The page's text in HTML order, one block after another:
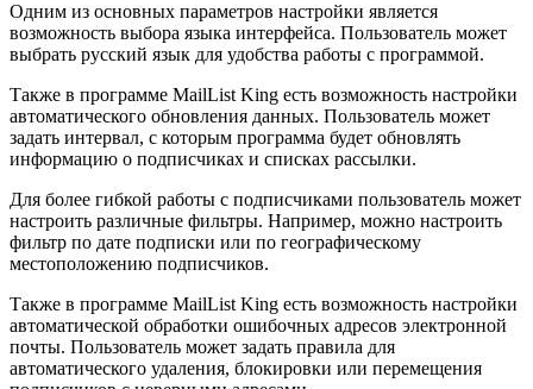
Одним из основных параметров настройки является
возможность выбора языка интерфейса. Пользователь может
выбрать русский язык для удобства работы с программой.
Также в программе MailList King есть возможность настройки
автоматического обновления данных. Пользователь может
задать интервал, с которым программа будет обновлять
информацию о подписчиках и списках рассылки.
Для более гибкой работы с подписчиками пользователь может
настроить различные фильтры. Например, можно настроить
фильтр по дате подписки или по географическому
местоположению подписчиков.
Также в программе MailList King есть возможность настройки
автоматической обработки ошибочных адресов электронной
почты. Пользователь может задать правила для
автоматического удаления, блокировки или перемещения